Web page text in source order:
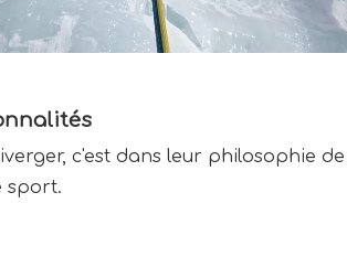
c'est dans leur philosophie
sport.